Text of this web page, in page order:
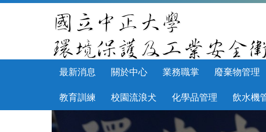
容
最新消息 關於中心 業務職掌 廢棄物管理
教育訓練 校園流浪犬 化學品管理 飲水機